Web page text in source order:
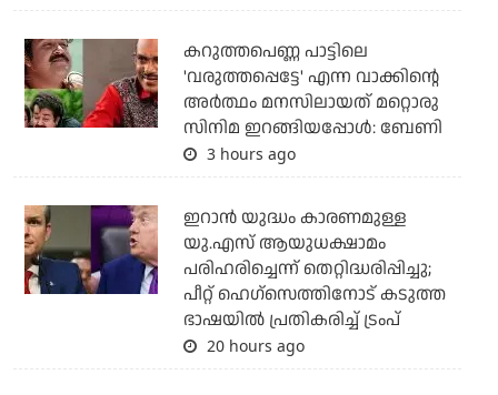
കറുത്തപെണ്ണ പാട്ടിലെ
'വരുത്തപ്പെട്ടേ' എന്ന വാക്കിന്റെ
അർത്ഥം മനസിലായത് മറ്റൊരു
സിനിമ ഇറങ്ങിയപ്പോൾ: ബേണി
3 hours ago
ഇറാന്‍ യുദ്ധം കാരണമുള്ള
യു.എസ് ആയുധക്ഷാമം
പരിഹരിച്ചെന്ന് തെറ്റിദ്ധരിപ്പിച്ചു;
പീറ്റ് ഹെഗ്‌സെത്തിനോട് കടുത്ത
ഭാഷയില്‍ പ്രതികരിച്ച് ട്രംപ്
20 hours ago